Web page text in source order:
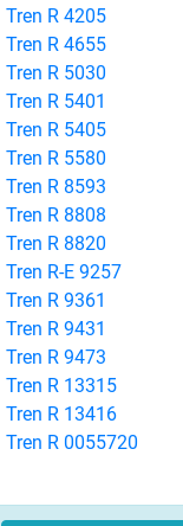
Tren R 4205
Tren R 4655
Tren R 5030
Tren R 5401
Tren R 5405
Tren R 5580
Tren R 8593
Tren R 8808
Tren R 8820
Tren R-E 9257
Tren R 9361
Tren R 9431
Tren R 9473
Tren R 13315
Tren R 13416
Tren R 0055720